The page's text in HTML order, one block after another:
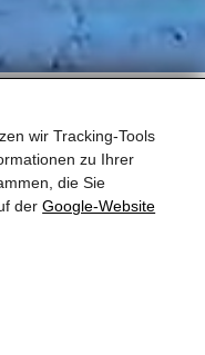
wir Tracking-Tools
zu Ihrer
die Sie
derGoogle‑Website